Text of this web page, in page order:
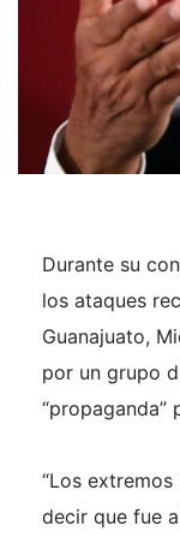
Durante su
los ataques
Guanajuato,
por un grupo
“propaganda”
“Los
decir que fue